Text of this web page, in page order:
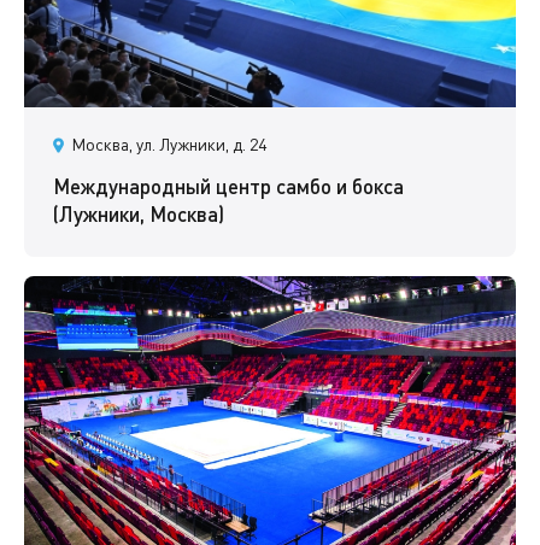
Москва, ул. Лужники, д. 24
Международный центр самбо и бокса
(Лужники, Москва)